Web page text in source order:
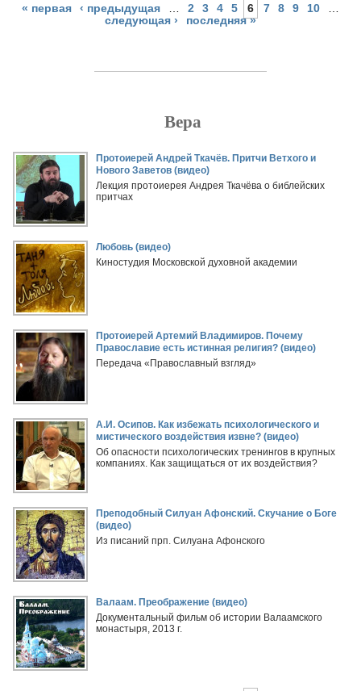
« первая ‹ предыдущая 2 3 4 5 6 7 8 9 10
следующая ›
последняя »
Вера
Протоиерей Андрей Ткачёв. Притчи Ветхого и
Нового Заветов (видео)
Лекция протоиерея Андрея Ткачёва о библейских
притчах
Любовь (видео)
Киностудия Московской духовной академии
Протоиерей Артемий Владимиров. Почему
Православие есть истинная религия? (видео)
Передача «Православный взгляд»
А.И. Осипов. Как избежать психологического и
мистического воздействия извне? (видео)
Об опасности психологических тренингов в крупных
компаниях. Как защищаться от их воздействия?
Преподобный Силуан Афонский. Скучание о Боге
(видео)
Из писаний прп. Силуана Афонского
Валаам. Преображение (видео)
Документальный фильм об истории Валаамского
монастыря, 2013 г.
Страницы